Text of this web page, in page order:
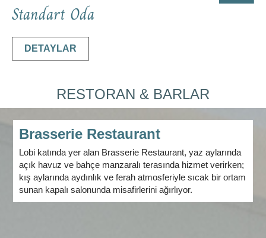
Standart Oda
DETAYLAR
RESTORAN & BARLAR
Brasserie Restaurant
Lobi katında yer alan Brasserie Restaurant, yaz aylarında
açık havuz ve bahçe manzaralı terasında hizmet verirken;
kış aylarında aydınlık ve ferah atmosferiyle sıcak bir ortam
sunan kapalı salonunda misafirlerini ağırlıyor.